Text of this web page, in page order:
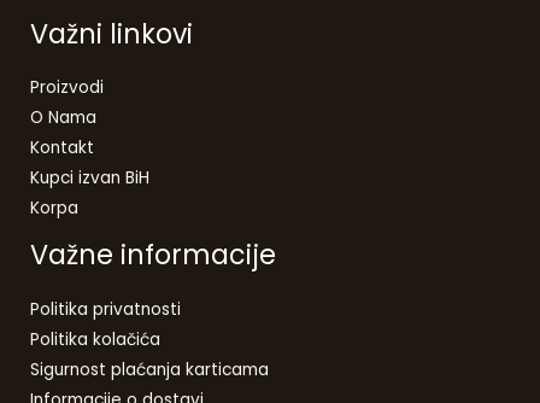
Važni linkovi
Proizvodi
O Nama
Kontakt
Kupci izvan BiH
Korpa
Važne informacije
Politika privatnosti
Politika kolačića
Sigurnost plaćanja karticama